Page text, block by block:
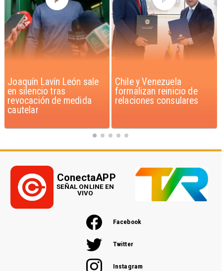
Chile y Venezuela
formalizan reinicio de
relaciones consulares
Feriantes rechazan
dichos de Camila Flores
sobre Fabiola Campillai
Facebook
Twitter
Instagram
ConectaAPP
SEÑAL ONLINE EN
VIVO